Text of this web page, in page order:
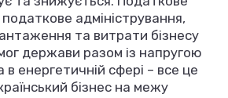
адміністрування,
та витрати бізнесу
держави разом із напругою
в енергетичній сфері – все це
бізнес на межу